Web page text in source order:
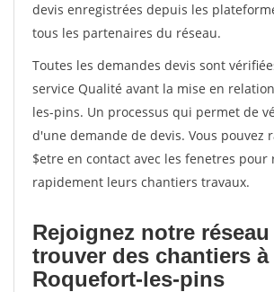
devis enregistrées depuis les
tous les partenaires du réseau.
Toutes les demandes devis sont
service Qualité avant la mise en
les-pins. Un processus qui permet de
d'une demande de devis. Vous pouvez
$etre en contact avec les fenetres pour
rapidement leurs chantiers travaux.
Rejoignez notre
trouver des chantiers à
Roquefort-les-pins